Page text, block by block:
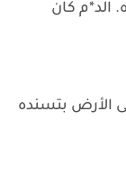
الد*م كان
الأرض بتسنده